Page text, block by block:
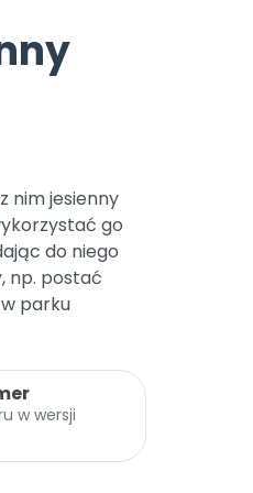
nim jesienny
go
do niego
np. postać
parku
w wersji